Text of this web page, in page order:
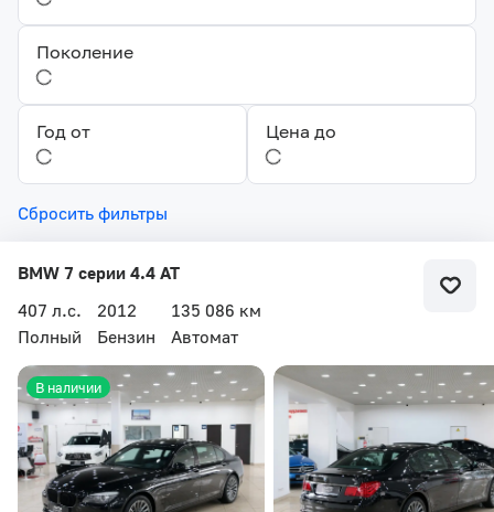
Поколение
Год от Цена до
Сбросить фильтры
BMW 7 серии 4.4 AT
407 л.с.
2012
135 086 км
Полный
Бензин Автомат
В наличии